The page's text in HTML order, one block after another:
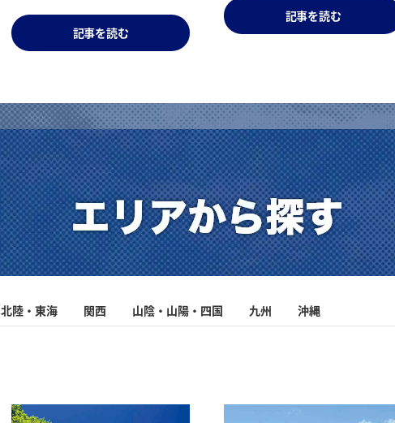
記事を読む 記事を読む
記事を読む
記事を読む
【長野県・木崎湖】紅葉シーズン
が盛期のワカサギ ユートピア
【長崎県・下五島】堤防、船、
磯、洋上、あらゆる釣りが可能な
冬に魅力が増す裏磐梯。美味しさ
も格別な桧原湖のワカサギ釣り
【静岡県・南伊豆】ダイナミック
な荒磯で磯魚と戯れる
北陸・東海 関西 山陰・山陽・四国 九州 沖縄